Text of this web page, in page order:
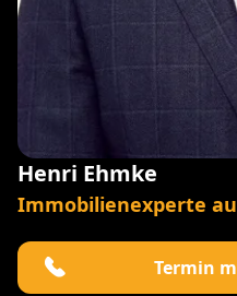
Henri Ehmke
Immobilienexperte
Termin